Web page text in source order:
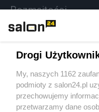
Rozmaitości
Sport
Społeczeństwo
Drogi
My, naszych 1162
podmioty z salon24.pl
przechowujemy
przetwarzamy dane